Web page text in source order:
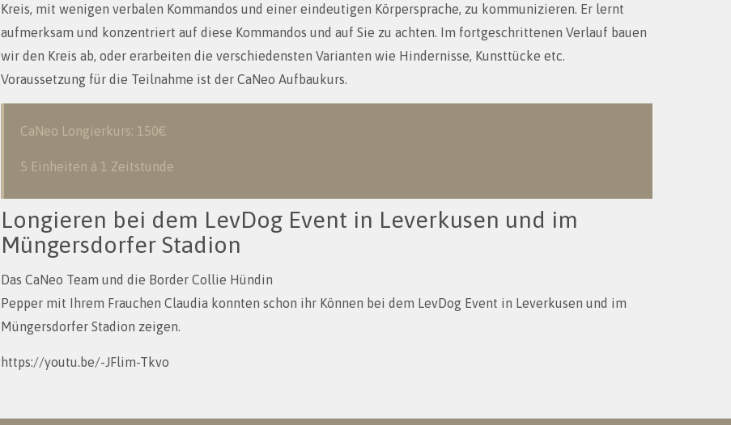
Kreis, mit wenigen verbalen Kommandos und einer eindeutigen Körpersprache, zu kommunizieren. Er lernt
aufmerksam und konzentriert auf diese Kommandos und auf Sie zu achten. Im fortgeschrittenen Verlauf bauen
wir den Kreis ab, oder erarbeiten die verschiedensten Varianten wie Hindernisse, Kunsttücke etc.
Voraussetzung für die Teilnahme ist der CaNeo Aufbaukurs.
CaNeo Longierkurs: 150€
5 Einheiten à 1 Zeitstunde
Longieren bei dem LevDog Event in Leverkusen und im
Müngersdorfer Stadion
Das CaNeo Team und die Border Collie Hündin
Pepper mit Ihrem Frauchen Claudia konnten schon ihr Können bei dem LevDog Event in Leverkusen und im
Müngersdorfer Stadion zeigen.
https://youtu.be/-JFlim-Tkvo